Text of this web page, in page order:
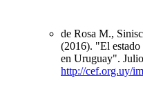
de Rosa M.,
(2016). "El estado
en Uruguay".
http://cef.org.uy/